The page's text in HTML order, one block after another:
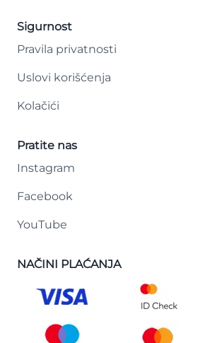
Sigurnost
Pravila privatnosti
Uslovi korišćenja
Kolačići
Pratite nas
Instagram
Facebook
YouTube
NAČINI PLAĆANJA